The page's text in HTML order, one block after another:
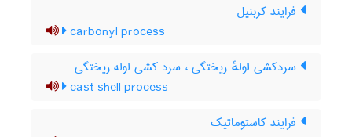
فرایند کربنیل
carbonyl process
سردکشی لولهٔ ریختگی ، سرد کشی لوله ریختگی
cast shell process
فرایند کاستوماتیک